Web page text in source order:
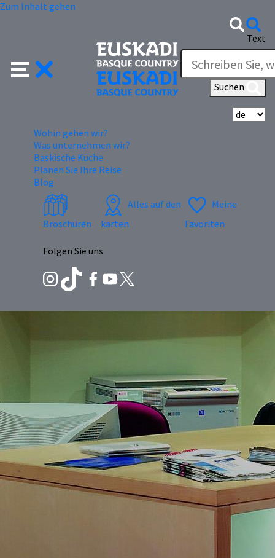
Zum Inhalt gehen
Text
Suchen
Wohin gehen wir?
Was unternehmen wir?
Baskische Küche
Planen Sie Ihre Reise
Blog
Broschüren
Alles auf den
karten
Meine
Favoriten
Folgen Sie uns